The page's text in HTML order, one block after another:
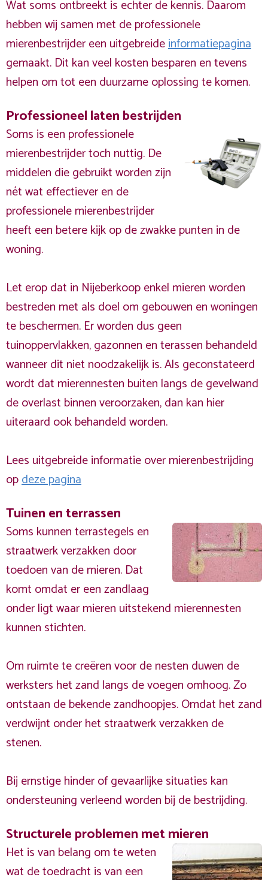
Wat soms ontbreekt is echter de kennis. Daarom
hebben wij samen met de professionele
mierenbestrijder een uitgebreideinformatiepagina
gemaakt. Dit kan veel kosten besparen en tevens
helpen om tot een duurzame oplossing te komen.
Professioneel laten bestrijden
Soms is een professionele
mierenbestrijder toch nuttig. De
middelen die gebruikt worden zijn
nét wat effectiever en de
professionele mierenbestrijder
heeft een betere kijk op de zwakke punten in de
woning.
Let erop dat in Nijeberkoop enkel mieren worden
bestreden met als doel om gebouwen en woningen
te beschermen. Er worden dus geen
tuinoppervlakken, gazonnen en terassen behandeld
wanneer dit niet noodzakelijk is. Als geconstateerd
wordt dat mierennesten buiten langs de gevelwand
de overlast binnen veroorzaken, dan kan hier
uiteraard ook behandeld worden.
Lees uitgebreide informatie over mierenbestrijding
opdeze pagina
Tuinen en terrassen
Soms kunnen terrastegels en
straatwerk verzakken door
toedoen van de mieren. Dat
komt omdat er een zandlaag
onder ligt waar mieren uitstekend mierennesten
kunnen stichten.
Om ruimte te creëren voor de nesten duwen de
werksters het zand langs de voegen omhoog. Zo
ontstaan de bekende zandhoopjes. Omdat het zand
verdwijnt onder het straatwerk verzakken de
stenen.
Bij ernstige hinder of gevaarlijke situaties kan
ondersteuning verleend worden bij de bestrijding.
Structurele problemen met mieren
Het is van belang om te weten
wat de toedracht is van een